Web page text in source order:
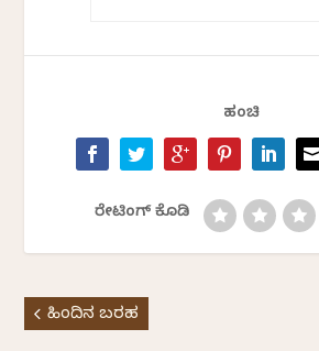
ಹಂಚಿ
ರೇಟಿಂಗ್ ಕೊಡಿ
ಹಿಂದಿನ ಬರಹ